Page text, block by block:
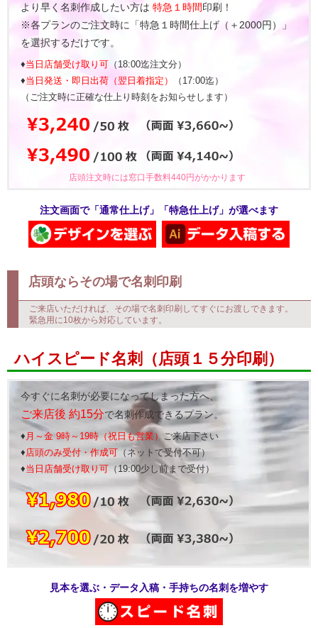
より早く名刺作成したい方は 特急１時間印刷！
※各プランのご注文時に「特急１時間仕上げ（＋2000円）」
を選択するだけです。
♦当日店舗受け取り可 （18:00迄注文分）
♦当日発送・即日出荷（翌日着指定）
（17:00迄）
（ご注文時に正確な仕上り時刻をお知らせします）
店頭注文時には窓口手数料440円がかかります
注文画面で「通常仕上げ」「特急仕上げ」が選べます
店頭ならその場で名刺印刷
ご来店いただければ、その場で名刺印刷してすぐにお渡しできます。
緊急用に10枚から対応しています。
ハイスピード名刺（店頭１５分印刷）
今すぐに名刺が必要になってしまった方へ、
ご来店後 約15分で名刺作成できるプラン。
♦ 月～金 9時～19時（祝日も営業） ご来店下さい
♦店頭のみ受付・作成可 （ネットで受付不可）
♦当日店舗受け取り可（19:00少し前まで受付）
見本を選ぶ・データ入稿・手持ちの名刺を増やす